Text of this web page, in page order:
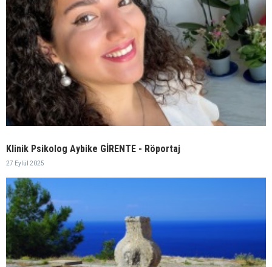
Klinik Psikolog Aybike GİRENTE - Röportaj
27 Eylül 2025